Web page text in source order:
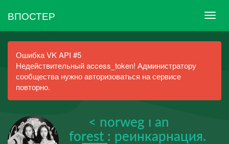
ВПОСТЕР
Ошибка VK API #5
Недействительный access_token! Администратору
сообщества нужно авторизоваться на сервисе
повторно.
⠀⠀< norweg ı an
fo͟r͟e͟st : реинкарнация.